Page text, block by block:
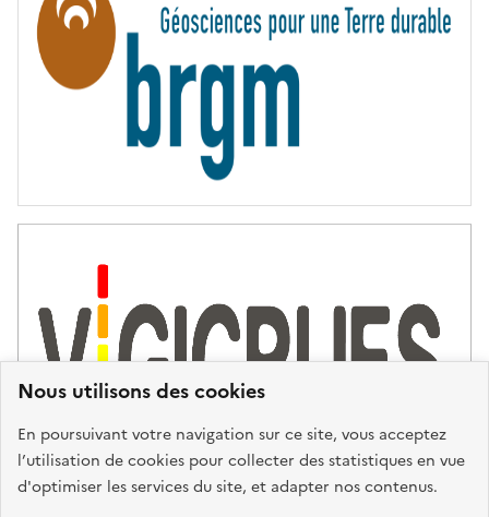
Nous utilisons des cookies
En poursuivant votre navigation sur ce site, vous acceptez
l’utilisation de cookies pour collecter des statistiques en vue
d'optimiser les services du site, et adapter nos contenus.
T
É